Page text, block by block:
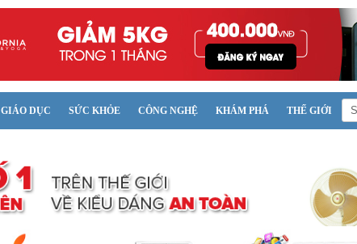
GIÁO DỤC SỨC KHỎE CÔNG NGHỆ KHÁM PHÁ THẾ GIỚI